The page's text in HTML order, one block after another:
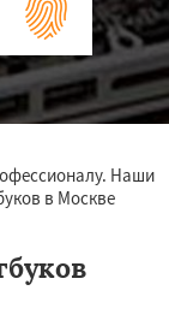
Наши
в Москве